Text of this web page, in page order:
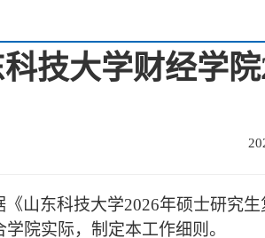
技大学财经学
《山东科技大学2026年硕士研究
学院实际，制定本工作细则 。